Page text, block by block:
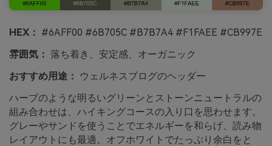
HEX： #6AFF00 #6B705C #B7B7A4 #F1FAEE #CB997E
雰囲気： 落ち着き、安定感、オーガニック
おすすめ用途：
ウェルネスブログのヘッダー
ハーブのような明るいグリーンとストーンニュートラルの
組み合わせは、ハイキングコースの入り口を思わせます。
グレーやサンドを使うことでエネルギーを和らげ、読み物
レイアウトにも最適。オフホワイトでたっぷり余白をと